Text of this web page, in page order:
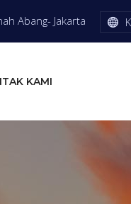
Abang- Jakarta
KAMI